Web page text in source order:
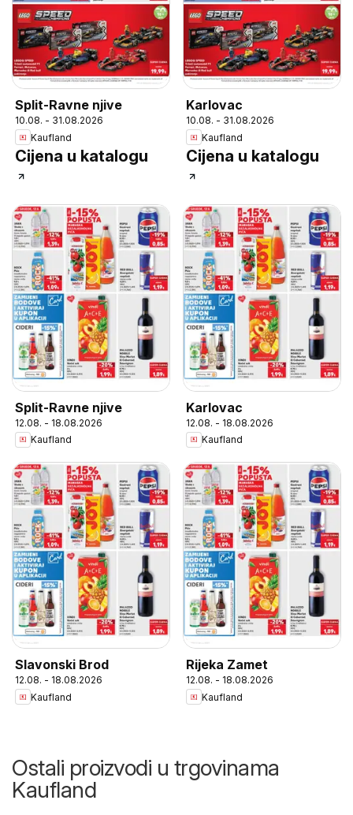
Split-Ravne njive
10.08. - 31.08.2026
Kaufland
Cijena u katalogu
Karlovac
10.08. - 31.08.2026
Kaufland
Cijena u katalogu
Split-Ravne njive
12.08. - 18.08.2026
Kaufland
Karlovac
12.08. - 18.08.2026
Kaufland
Slavonski Brod
12.08. - 18.08.2026
Kaufland
Rijeka Zamet
12.08. - 18.08.2026
Kaufland
Ostali proizvodi u trgovinama
Kaufland